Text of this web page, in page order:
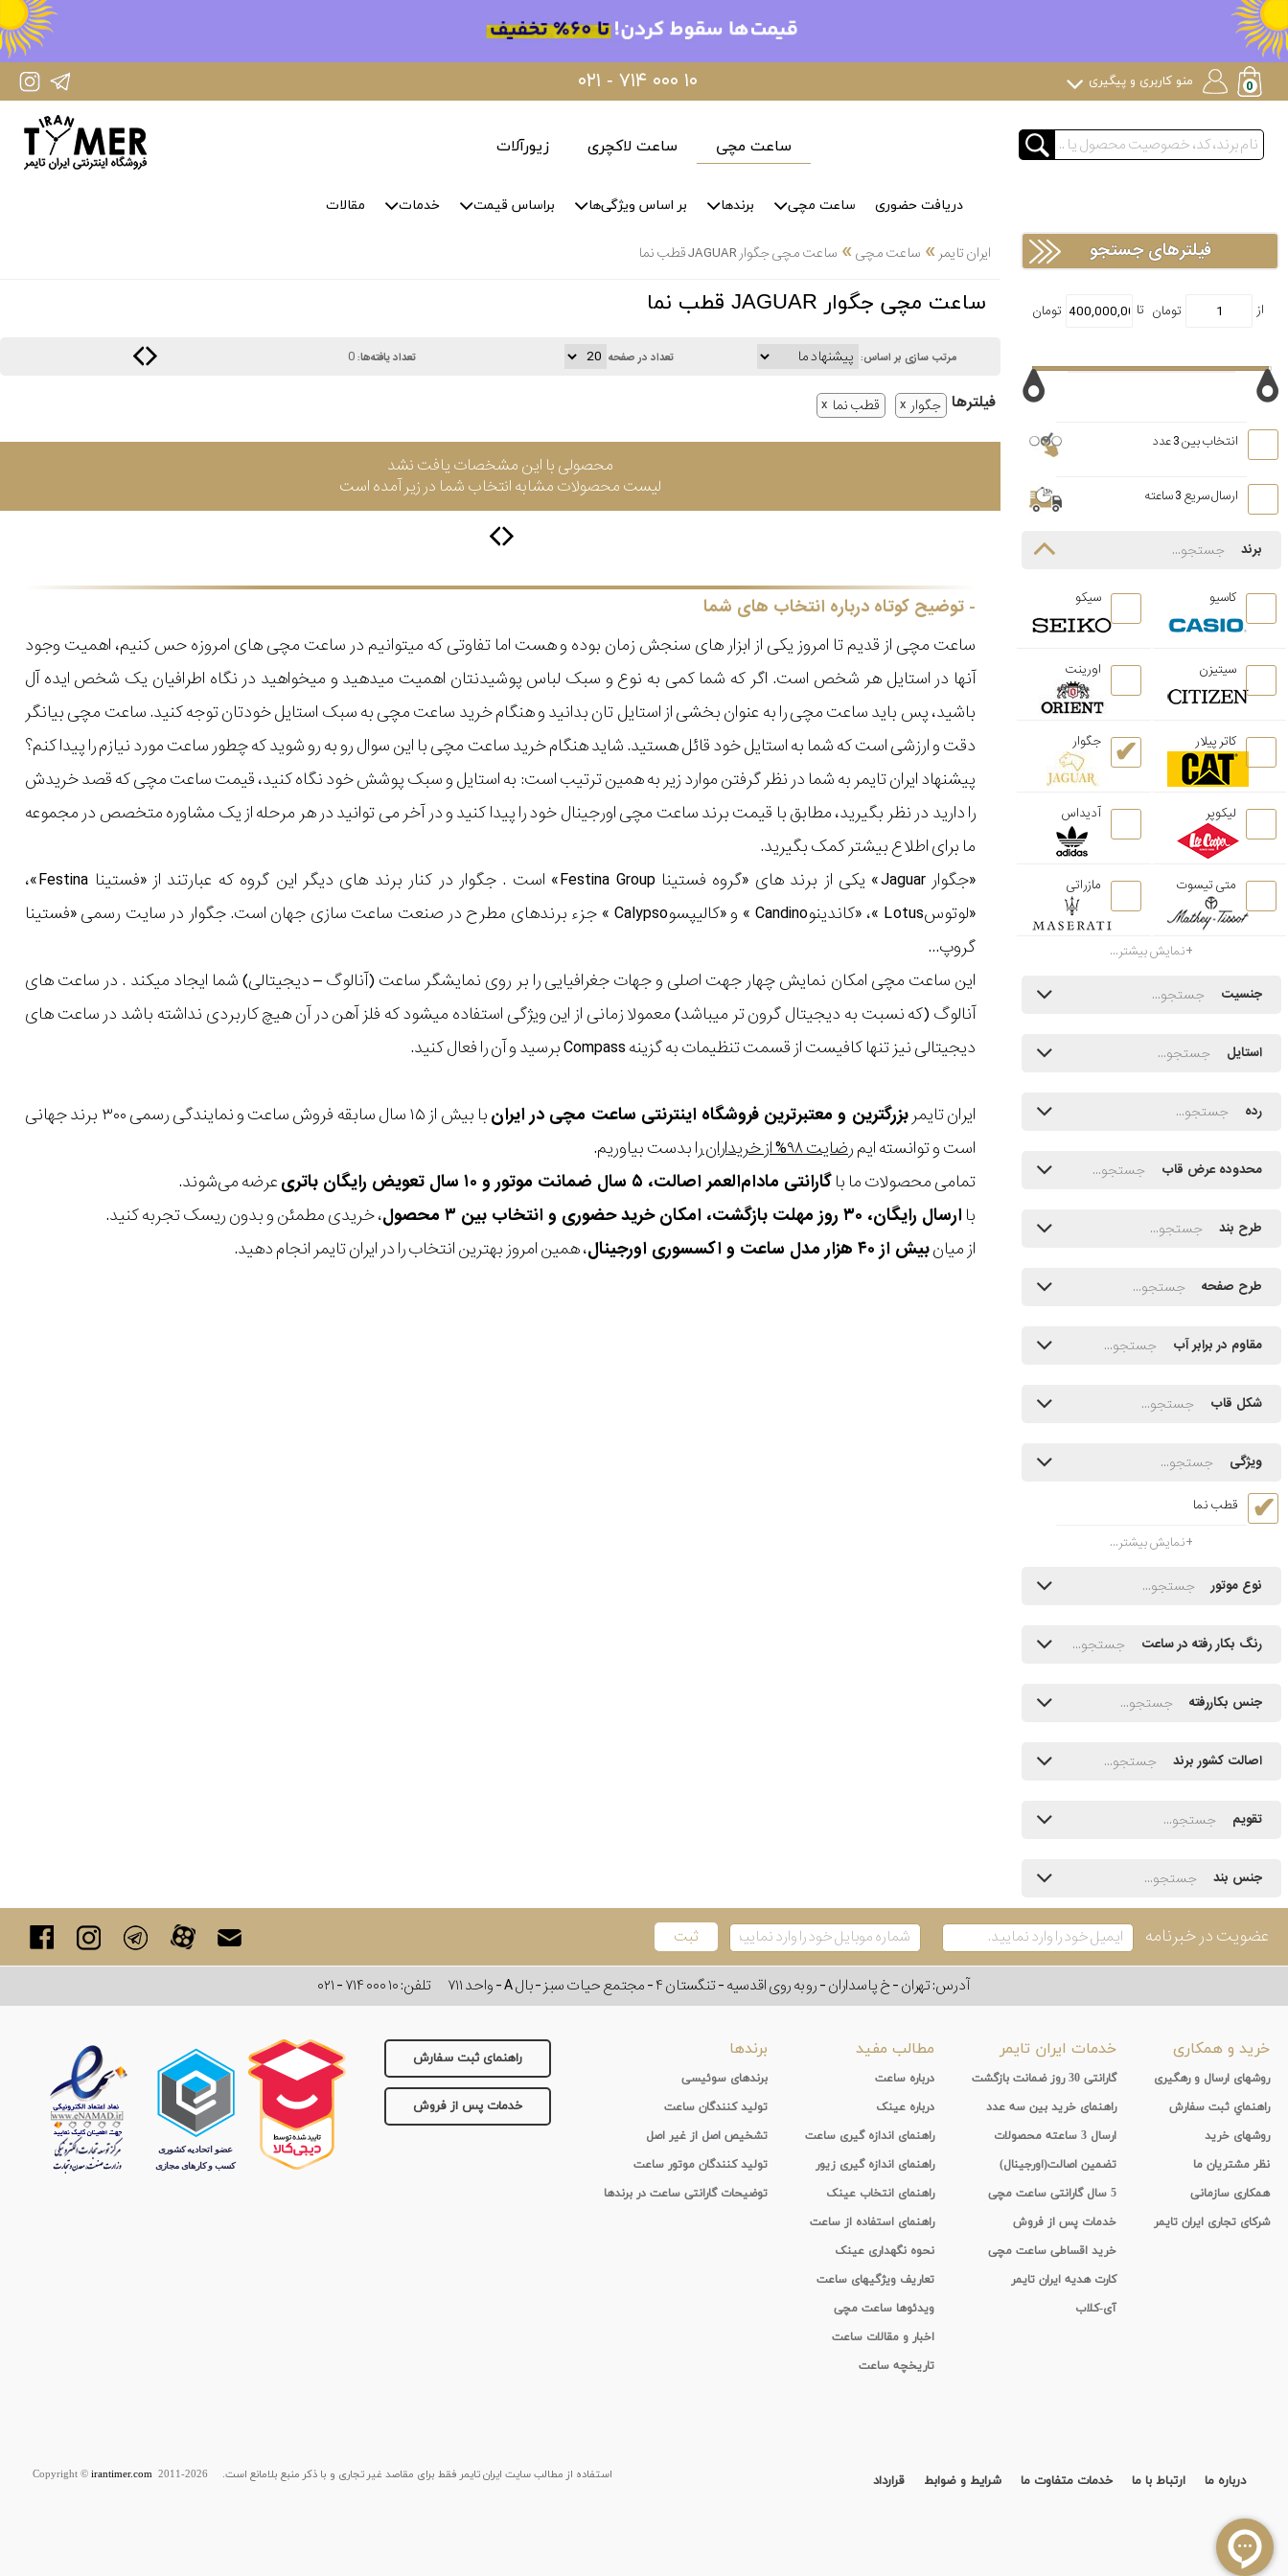
IranTimer Instagram Page ۰۲۱ - ۷۱۴ ۰۰۰ ۱۰ منو کاربری و پیگیری
ساعت مچی ساعت لاکچری زیورآلات
دریافت حضوری ساعت مچی برندها بر اساس ویژگی‌ها براساس قیمت خدمات مقالات
ایران تایمر » ساعت مچی» ساعت مچی جگوار JAGUAR قطب نما
ساعت مچی جگوار JAGUAR قطب نما
مرتب سازی بر اساس: تعداد در صفحه تعداد یافته‌ها:0
فیلتر‌ها جگوار قطب نما
محصولی با این مشخصات یافت نشد
لیست محصولات مشابه انتخاب شما در زیر آمده است
توضیح کوتاه درباره انتخاب های شما
ساعت مچی از قدیم تا امروز یکی از ابزار های سنجش زمان بوده و هست اما تفاوتی که میتوانیم در ساعت مچی های امروزه حس کنیم، اهمیت وجود
آنها در استایل هر شخص است. اگر که شما کمی به نوع و سبک لباس پوشیدنتان اهمیت میدهید و میخواهید در نگاه اطرافیان یک شخص ایده آل
باشید، پس باید ساعت مچی را به عنوان بخشی از استایل تان بدانید و هنگام خرید ساعت مچی به سبک استایل خودتان توجه کنید. ساعت مچی بیانگر
دقت و ارزشی است که شما به استایل خود قائل هستید. شاید هنگام خرید ساعت مچی با این سوال رو به رو شوید که چطور ساعت مورد نیازم را پیدا کنم؟
پیشنهاد ایران تایمر به شما در نظر گرفتن موارد زیر به همین ترتیب است: به استایل و سبک پوشش خود نگاه کنید، قیمت ساعت مچی که قصد خریدش
را دارید در نظر بگیرید، مطابق با قیمت برند ساعت مچی اورجینال خود را پیدا کنید و در آخر می توانید در هر مرحله از یک مشاوره متخصص در مجموعه
ما برای اطلاع بیشتر کمک بگیرید.
«جگوار Jaguar» یکی از برند های «گروه فستینا Festina Group» است . جگوار در کنار برند های دیگر این گروه که عبارتند از «فستینا Festina»،
«لوتوسLotus »، «کاندینوCandino » و «کالیپسوCalypso » جزء برندهای مطرح در صنعت ساعت سازی جهان است. جگوار در سایت رسمی «فستینا
گروپ...
این ساعت مچی امکان نمایش چهار جهت اصلی و جهات جغرافیایی را بر روی نمایشگر ساعت (آنالوگ – دیجیتالی) شما ایجاد میکند . در ساعت های
آنالوگ (که نسبت به دیجیتال گرون تر میباشد) معمولا زمانی از این ویژگی استفاده میشود که فلز آهن در آن هیچ کاربردی نداشته باشد در ساعت های
دیجیتالی نیز تنها کافیست از قسمت تنظیمات به گزینه Compass برسید و آن را فعال کنید.
ایران تایمربزرگترین و معتبرترین فروشگاه اینترنتی ساعت مچی در ایران
با بیش از ۱۵ سال سابقه فروش ساعت و نمایندگی رسمی ۳۰۰ برند جهانی
است و توانسته ایمرضایت ۹۸% از خریداران
را بدست بیاوریم.
تمامی محصولات ما باگارانتی مادام‌العمر اصالت، ۵ سال ضمانت موتور و ۱۰ سال تعویض رایگان باتری
عرضه می‌شوند.
باارسال رایگان، ۳۰ روز مهلت بازگشت، امکان خرید حضوری و انتخاب بین ۳ محصول
، خریدی مطمئن و بدون ریسک تجربه کنید.
از میانبیش از ۴۰ هزار مدل ساعت و اکسسوری اورجینال ، همین امروز بهترین انتخاب را در ایران تایمر انجام دهید.
فیلترهای جستجو
انتخاب بین 3 عدد
ارسال سریع 3 ساعته
برند
کاسیو سیکو
سیتیزن اورینت
کاتر پیلار جگوار
لیکوپر آدیداس
متی تیسوت مازراتی
نمایش بیشتر...
جنسیت
استایل
رده
محدوده عرض قاب
طرح بند
طرح صفحه
مقاوم در برابر آب
شکل قاب
ویژگی
قطب نما
نمایش بیشتر...
نوع موتور
رنگ بکار رفته در ساعت
جنس بکاررفته
اصالت کشور برند
تقویم
جنس بند
عضویت در خبرنامه
آدرس: تهران - خ پاسداران - رو به روی اقدسیه - تنگستان ۴ - مجتمع حیات سبز - بال A - واحد ۷۱۱ تلفن:۰۲۱ - ۷۱۴ ۰۰۰ ۱۰
راهنمای ثبت سفارش
خدمات پس از فروش
خرید و همکاری
روشهای ارسال و رهگیری
راهنماي ثبت سفارش
روشهای خرید
نظر مشتریان ما
همکاری سازمانی
شرکای تجاری ایران تایمر
خدمات ایران تایمر
گارانتی 30 روز ضمانت بازگشت
راهنمای خرید بین سه عدد
ارسال 3 ساعته محصولات
تضمین اصالت(اورجینال)
5 سال گارانتی ساعت مچی
خدمات پس از فروش
خرید اقساطی ساعت مچی
کارت هدیه ایران تایمر
آی-کلاب
مطالب مفید
درباره ساعت
درباره عینک
راهنمای اندازه گیری ساعت
راهنمای اندازه گیری زیور
راهنمای انتخاب عینک
راهنمای استفاده از ساعت
نحوه نگهداری عینک
تعاریف ویژگیهای ساعت
ویدئوها ساعت مچی
اخبار و مقالات ساعت
تاریخچه ساعت
برندها
برندهای سوئیسی
تولید کنندگان ساعت
تشخیص اصل از غیر اصل
تولید کنندگان موتور ساعت
توضیحات گارانتی ساعت در برندها
درباره ما ارتباط با ما خدمات متفاوت ما شرایط و ضوابط قرارداد استفاده از مطالب سايت ایران تایمر فقط برای مقاصد غیر تجاری و با ذکر منبع بلامانع است. Copyright © irantimer.com2011-2026